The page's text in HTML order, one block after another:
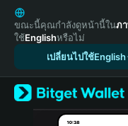
English
日本語
Tiếng Việt
Español
Türkçe
Italiano
ขณะนี้คุณกำลังดูหน้านี้ในภ
ใช้Englishหรือไม่
เปลี่ยนไปใช้English